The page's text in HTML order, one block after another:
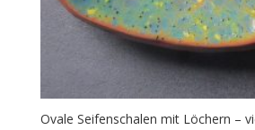
Ovale Seifenschalen mit Löchern –